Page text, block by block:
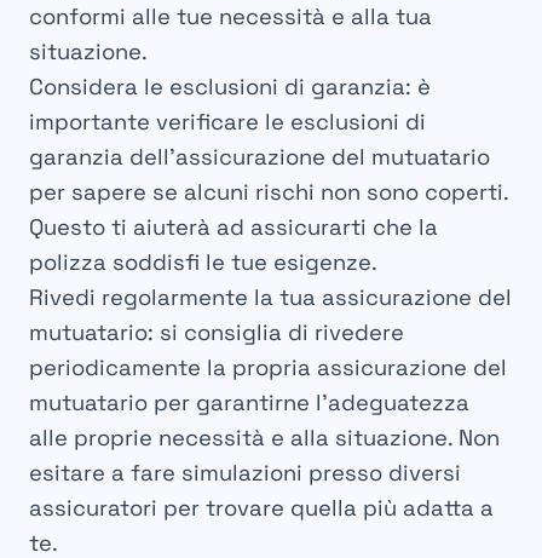
conformi alle tue necessità e alla tua
situazione.
Considera le esclusioni di garanzia: è
importante verificare le esclusioni di
garanzia dell’assicurazione del mutuatario
per sapere se alcuni rischi non sono coperti.
Questo ti aiuterà ad assicurarti che la
polizza soddisfi le tue esigenze.
Rivedi regolarmente la tua assicurazione del
mutuatario: si consiglia di rivedere
periodicamente la propria assicurazione del
mutuatario per garantirne l’adeguatezza
alle proprie necessità e alla situazione. Non
esitare a fare simulazioni presso diversi
assicuratori per trovare quella più adatta a
te.